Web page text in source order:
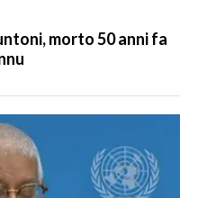
morto 50 anni fa